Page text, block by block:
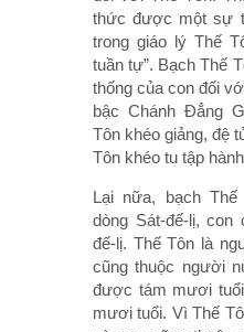
thức được một sự
trong giáo lý Thế
tuần tự”. Bạch Thế
thống của con đối
bậc Chánh Ðẳng
Tôn khéo giảng, đệ
Tôn khéo tu tập
Lại nữa, bạch
dòng Sát-đế-lị, con
đế-lị. Thế Tôn là
cũng thuộc người
được tám mươi
mươi tuổi. Vì Thế